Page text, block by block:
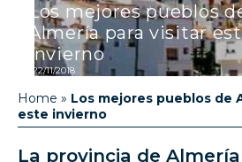
Los mejores pueblos
Almería para visitar
invierno
22/11/2018
Home » Los mejores pueblos de
este invierno
La provincia de